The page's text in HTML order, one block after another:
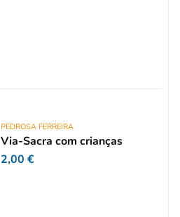
PEDROSA FERREIRA
Via-Sacra com crianças
2,00€